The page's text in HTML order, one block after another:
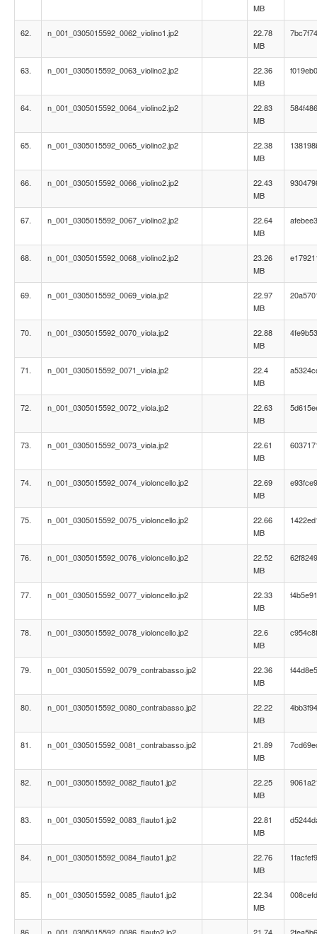
MB
62. n_001_0305015592_0062_violino1.jp2
22.78
MB
63. n_001_0305015592_0063_violino2.jp2
22.36
MB
64. n_001_0305015592_0064_violino2.jp2
22.83
MB
65. n_001_0305015592_0065_violino2.jp2
22.38
MB
66. n_001_0305015592_0066_violino2.jp2
22.43
MB
67. n_001_0305015592_0067_violino2.jp2
22.64
MB
68. n_001_0305015592_0068_violino2.jp2
23.26
MB
69. n_001_0305015592_0069_viola.jp2
22.97
MB
70. n_001_0305015592_0070_viola.jp2
22.88
MB
71. n_001_0305015592_0071_viola.jp2
22.4
MB
72. n_001_0305015592_0072_viola.jp2
22.63
MB
73. n_001_0305015592_0073_viola.jp2
22.61
MB
74. n_001_0305015592_0074_violoncello.jp2
22.69
MB
75. n_001_0305015592_0075_violoncello.jp2
22.66
MB
76. n_001_0305015592_0076_violoncello.jp2
22.52
MB
77. n_001_0305015592_0077_violoncello.jp2
22.33
MB
78. n_001_0305015592_0078_violoncello.jp2
22.6
MB
79. n_001_0305015592_0079_contrabasso.jp2
22.36
MB
80. n_001_0305015592_0080_contrabasso.jp2
22.22
MB
81. n_001_0305015592_0081_contrabasso.jp2
21.89
MB
82. n_001_0305015592_0082_flauto1.jp2
22.25
MB
83. n_001_0305015592_0083_flauto1.jp2
22.81
MB
84. n_001_0305015592_0084_flauto1.jp2
22.76
MB
85. n_001_0305015592_0085_flauto1.jp2
22.34
MB